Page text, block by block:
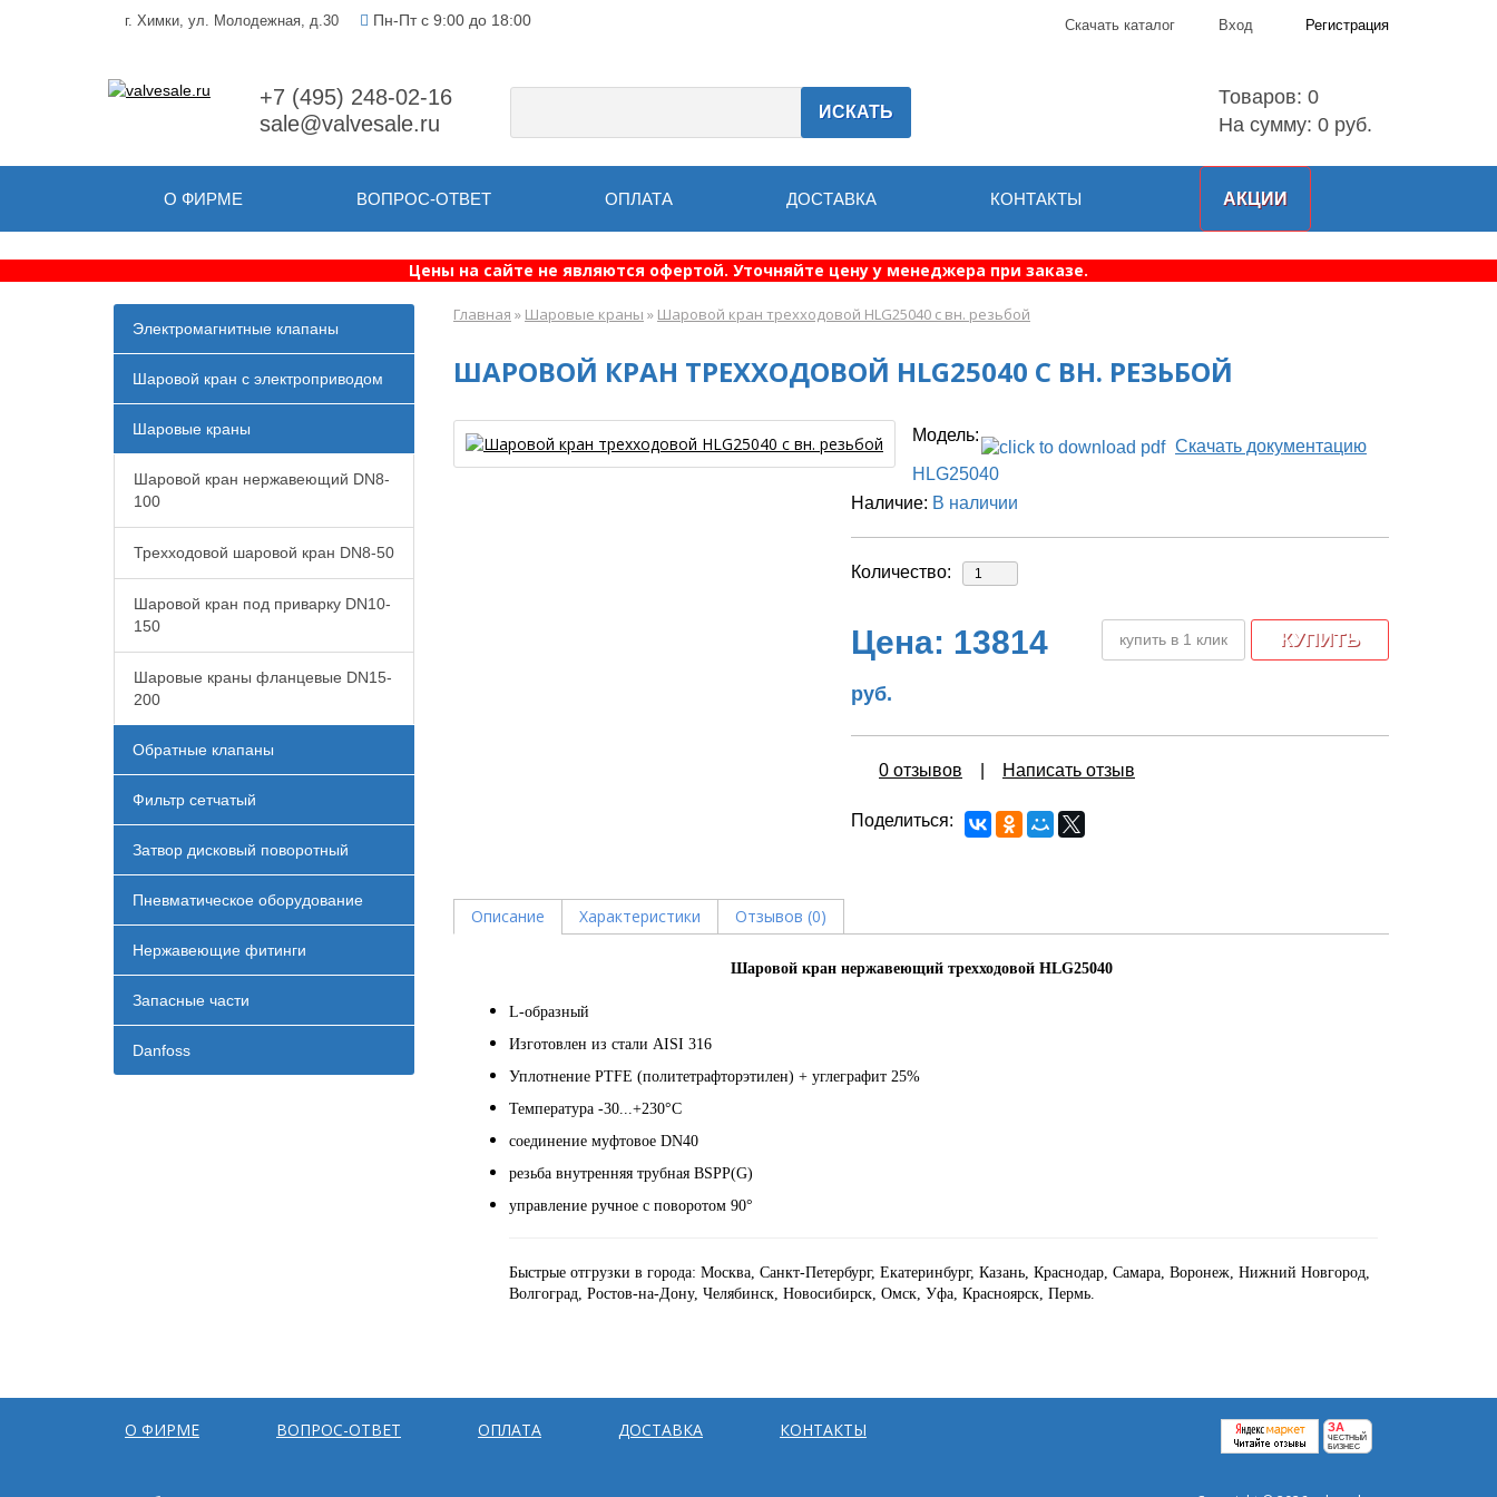
г. Химки, ул. Молодежная, д.30 Пн-Пт с 9:00 до 18:00 Скачать каталог Вход Регистрация
+7 (495) 248-02-16
sale@valvesale.ru
ИСКАТЬ
Товаров: 0
На сумму: 0 руб.
О ФИРМЕ ВОПРОС-ОТВЕТ ОПЛАТА ДОСТАВКА КОНТАКТЫ АКЦИИ
Цены на сайте не являются офертой. Уточняйте цену у менеджера при заказе.
Главная » Шаровые краны » Шаровой кран трехходовой HLG25040 с вн. резьбой
ШАРОВОЙ КРАН ТРЕХХОДОВОЙ HLG25040 С ВН. РЕЗЬБОЙ
Скачать документацию
Модель:
HLG25040
Наличие: В наличии
Количество:
купить в 1 клик
Цена: 13814
руб.
0 отзывов Написать отзыв
Поделиться
Описание Характеристики Отзывов (0)
Шаровой кран нержавеющий трехходовой HLG25040
L-образный
Изготовлен из стали AISI 316
Уплотнение PTFE (политетрафторэтилен) + углеграфит 25%
Температура -30...+230°С
соединение муфтовое DN40
резьба внутренняя трубная BSPP(G)
управление ручное с поворотом 90°
Быстрые отгрузки в города: Москва, Санкт-Петербург, Екатеринбург, Казань, Краснодар, Самара, Воронеж, Нижний Новгород,
Волгоград, Ростов-на-Дону, Челябинск, Новосибирск, Омск, Уфа, Красноярск, Пермь.
Электромагнитные клапаны
Шаровой кран с электроприводом
Шаровые краны
Шаровой кран нержавеющий DN8-
100
Трехходовой шаровой кран DN8-50
Шаровой кран под приварку DN10-
150
Шаровые краны фланцевые DN15-
200
Обратные клапаны
Фильтр сетчатый
Затвор дисковый поворотный
Пневматическое оборудование
Нержавеющие фитинги
Запасные части
Danfoss
О ФИРМЕ ВОПРОС-ОТВЕТ ОПЛАТА ДОСТАВКА КОНТАКТЫ ЗА
ЧЕСТНЫЙ
БИЗНЕС